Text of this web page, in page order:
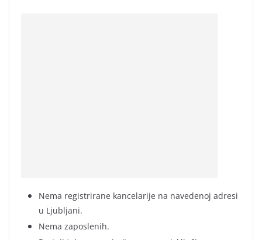
Nema registrirane kancelarije na navedenoj adresi
u Ljubljani.
Nema zaposlenih.